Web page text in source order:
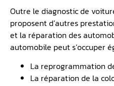
Outre le diagnostic de
proposent d’autres
et la réparation des
automobile peut s’occuper
La reprogrammation
La réparation de la